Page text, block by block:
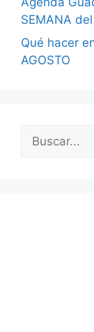
SEMANA
Qué hacer
AGOSTO
Buscar: